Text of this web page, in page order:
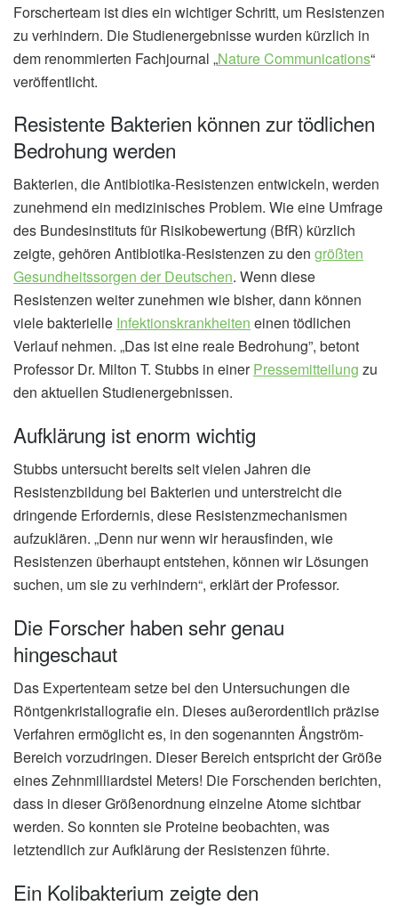
Forscherteam ist dies ein wichtiger Schritt, um Resistenzen
zu verhindern. Die Studienergebnisse wurden kürzlich in
dem renommierten Fachjournal „Nature Communications“
veröffentlicht.
Resistente Bakterien können zur tödlichen
Bedrohung werden
Bakterien, die Antibiotika-Resistenzen entwickeln, werden
zunehmend ein medizinisches Problem. Wie eine Umfrage
des Bundesinstituts für Risikobewertung (BfR) kürzlich
zeigte, gehören Antibiotika-Resistenzen zu den größten
Gesundheitssorgen der Deutschen. Wenn diese
Resistenzen weiter zunehmen wie bisher, dann können
viele bakterielle Infektionskrankheiten einen tödlichen
Verlauf nehmen. „Das ist eine reale Bedrohung”, betont
Professor Dr. Milton T. Stubbs in einerPressemitteilung zu
den aktuellen Studienergebnissen.
Aufklärung ist enorm wichtig
Stubbs untersucht bereits seit vielen Jahren die
Resistenzbildung bei Bakterien und unterstreicht die
dringende Erfordernis, diese Resistenzmechanismen
aufzuklären. „Denn nur wenn wir herausfinden, wie
Resistenzen überhaupt entstehen, können wir Lösungen
suchen, um sie zu verhindern“, erklärt der Professor.
Die Forscher haben sehr genau
hingeschaut
Das Expertenteam setze bei den Untersuchungen die
Röntgenkristallografie ein. Dieses außerordentlich präzise
Verfahren ermöglicht es, in den sogenannten Ångström-
Bereich vorzudringen. Dieser Bereich entspricht der Größe
eines Zehnmilliardstel Meters! Die Forschenden berichten,
dass in dieser Größenordnung einzelne Atome sichtbar
werden. So konnten sie Proteine beobachten, was
letztendlich zur Aufklärung der Resistenzen führte.
Ein Kolibakterium zeigte den